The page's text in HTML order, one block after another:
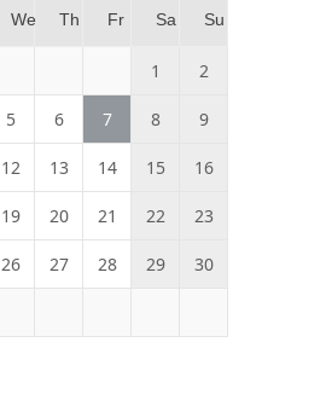
We Th Fr Sa Su
1 2
5 6 7 8 9
12 13 14 15 16
19 20 21 22 23
26 27 28 29 30